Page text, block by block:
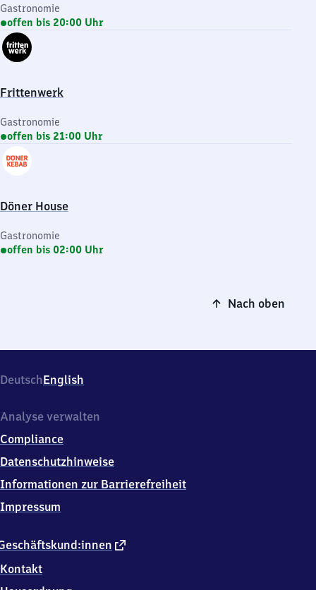
Gastronomie
offen bis 20:00 Uhr
Frittenwerk
Gastronomie
offen bis 21:00 Uhr
Döner House
Gastronomie
offen bis 02:00 Uhr
Nach oben
DeutschEnglish
externer
Kontakt
Analyse verwalten
Compliance
Datenschutzhinweise
Informationen zur Barrierefreiheit
Impressum